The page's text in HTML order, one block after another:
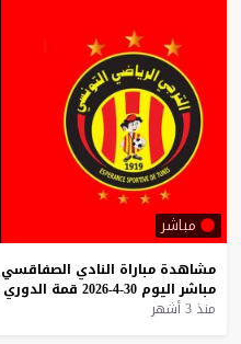
مباشر
مشاهدة مباراة النادي الصفاقسي
مباشر اليوم 30-4-2026 قمة الدوري
منذ 3 أشهر